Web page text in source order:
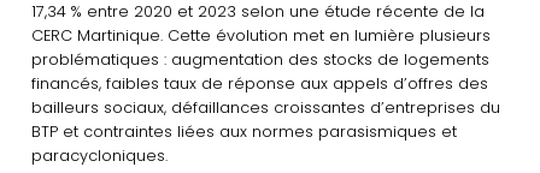
17,34 % entre 2020 et 2023 selon une étude récente de la
CERC Martinique. Cette évolution met en lumière plusieurs
problématiques : augmentation des stocks de logements
financés, faibles taux de réponse aux appels d’offres des
bailleurs sociaux, défaillances croissantes d’entreprises du
BTP et contraintes liées aux normes parasismiques et
paracycloniques.